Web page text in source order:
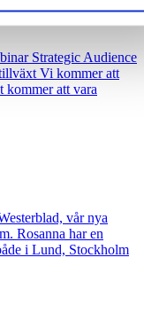
Strategic Audience
Vi kommer att
kommer att vara
vår nya
Rosanna har en
i Lund, Stockholm